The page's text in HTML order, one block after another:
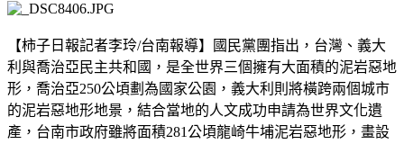
【柿子日報記者李玲/台南報導】國民黨團指出，台灣、義大
利與喬治亞民主共和國，是全世界三個擁有大面積的泥岩惡地
形，喬治亞250公頃劃為國家公園，義大利則將橫跨兩個城市
的泥岩惡地形地景，結合當地的人文成功申請為世界文化遺
產，台南市政府雖將面積281公頃龍崎牛埔泥岩惡地形，畫設